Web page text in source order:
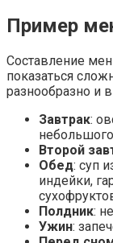
Пример
Составление
показаться
разнообразно и
Завтрак:
Второй
Обед: суп
индейки,
Полдник:
Ужин: